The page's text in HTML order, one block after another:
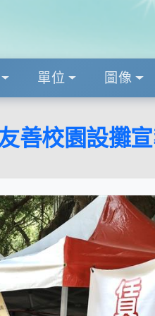
單位 圖像
善校園設攤